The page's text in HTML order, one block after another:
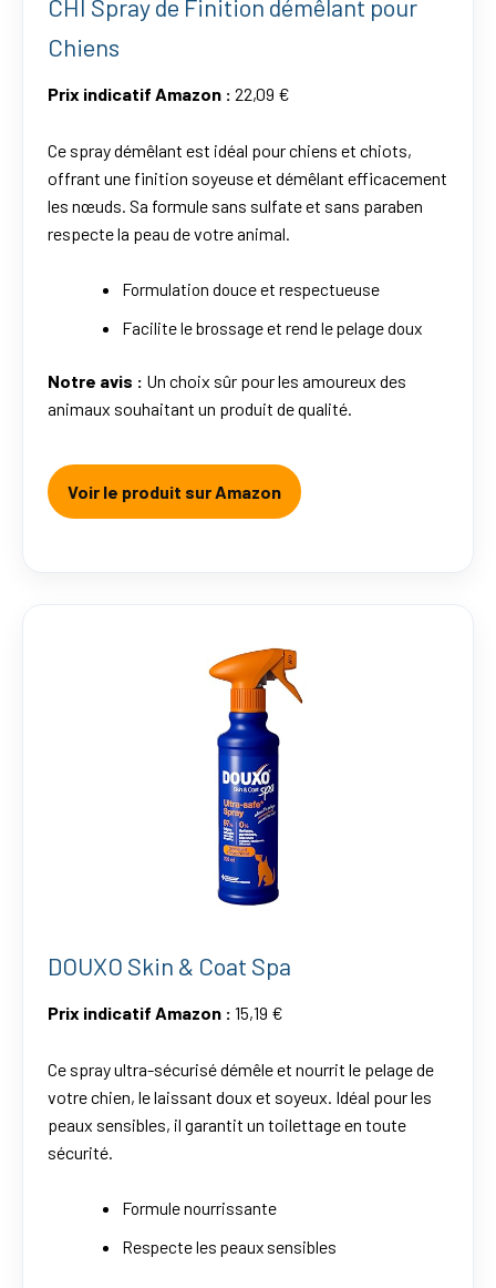
CHI Spray de Finition démêlant pour
Chiens
Prix indicatif Amazon : 22,09 €
Ce spray démêlant est idéal pour chiens et chiots,
offrant une finition soyeuse et démêlant efficacement
les nœuds. Sa formule sans sulfate et sans paraben
respecte la peau de votre animal.
Formulation douce et respectueuse
Facilite le brossage et rend le pelage doux
Notre avis : Un choix sûr pour les amoureux des
animaux souhaitant un produit de qualité.
Voir le produit sur Amazon
DOUXO Skin & Coat Spa
Prix indicatif Amazon : 15,19 €
Ce spray ultra-sécurisé démêle et nourrit le pelage de
votre chien, le laissant doux et soyeux. Idéal pour les
peaux sensibles, il garantit un toilettage en toute
sécurité.
Formule nourrissante
Respecte les peaux sensibles